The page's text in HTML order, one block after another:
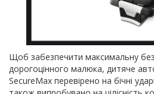
Щоб забезпечити максимальну
дорогоцінного малюка, дитяче
SecureMax перевірено на бічні